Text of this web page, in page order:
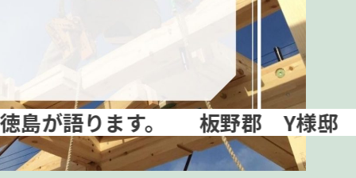
板野郡 Y様邸 上棟しま